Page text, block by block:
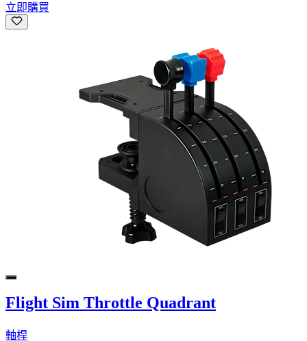
立即購買
Flight Sim Throttle Quadrant
軸桿